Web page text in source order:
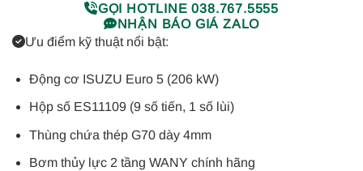
GỌI HOTLINE 038.767.5555
NHẬN BÁO GIÁ ZALO
Ưu điểm kỹ thuật nổi bật:
Động cơ ISUZU Euro 5 (206 kW)
Hộp số ES11109 (9 số tiến, 1 số lùi)
Thùng chứa thép G70 dày 4mm
Bơm thủy lực 2 tầng WANY chính hãng